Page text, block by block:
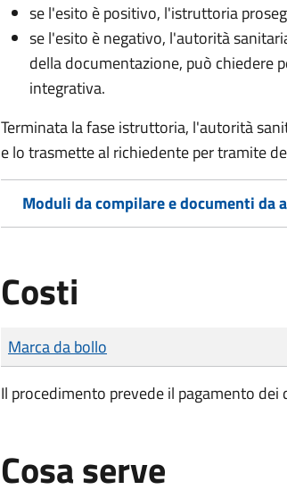
se l'esito è positivo, l'istruttoria
se l'esito è negativo, l'autorità
della documentazione, può chiedere
integrativa.
Terminata la fase istruttoria, l'autorità
e lo trasmette al richiedente per tramite
Moduli da compilare e documenti da
Costi
Tipo di pagamento
Importo
Marca da bollo
Il procedimento prevede il pagamento
Cosa serve